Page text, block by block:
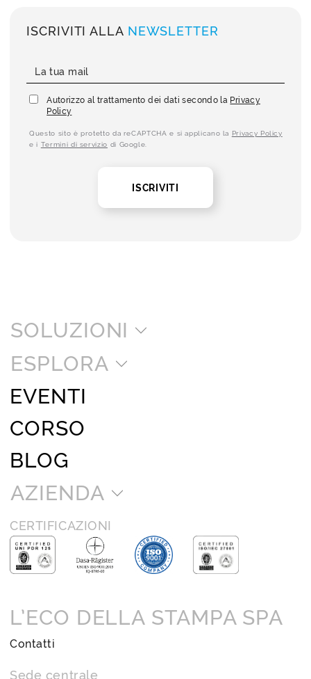
ISCRIVITI ALLA NEWSLETTER
Autorizzo al trattamento dei dati secondo la Privacy
Policy
Questo sito è protetto da reCAPTCHA e si applicano la Privacy Policy
e i Termini di servizio di Google.
ISCRIVITI
SOLUZIONI
ESPLORA
EVENTI
CORSO
BLOG
AZIENDA
CERTIFICAZIONI
L’ECO DELLA STAMPA SPA
Contatti
Sede centrale